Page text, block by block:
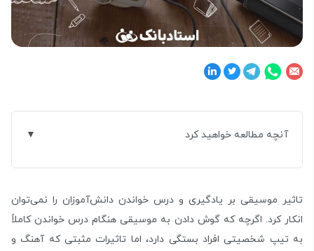
آنچه مطالعه خواهید کرد
تاثیر موسیقی بر یادگیری و درس خواندن دانش‌آموزان را نمی‌توان
انکار کرد. اگرچه که گوش دادن به موسیقی هنگام درس خواندن کاملاً
به تیپ شخصیتی افراد بستگی دارد، اما تاثیرات مثبتی که آهنگ و